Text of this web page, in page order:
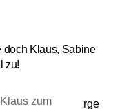
doch Klaus, Sabine
zu!
Klauszum